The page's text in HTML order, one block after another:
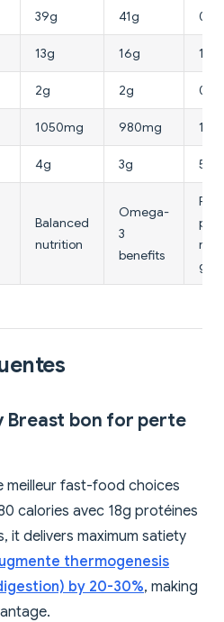
39g 41g 0g
13g 16g 17g
2g 2g 0g
1050mg 980mg
4g 3g 5g
Balanced
nutrition
Omega-
3
benefits
Pure
no
Breast bon for perte
fast-food choices
calories avec 18g protéines
it delivers maximum satiety
thermogenesis
by 20-30%, making